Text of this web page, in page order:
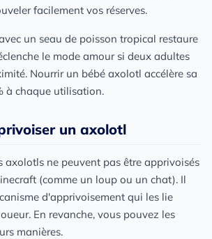
facilement vos réserves.
un seau de poisson tropical restaure
le mode amour si deux adultes
Nourrir un bébé axolotl accélère sa
à chaque utilisation.
un axolotl
axolotls ne peuvent pas être apprivoisés
(comme un loup ou un chat). Il
d'apprivoisement qui les lie
En revanche, vous pouvez les
manières.